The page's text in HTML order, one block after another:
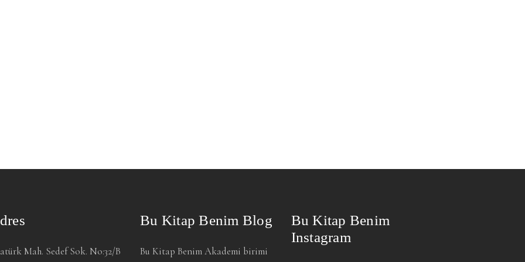
Mah. Sedef Sok. No:32/B
Bu Kitap Benim Blog
Bu Kitap Benim Akademi birimi
Bu Kitap Benim
Instagram